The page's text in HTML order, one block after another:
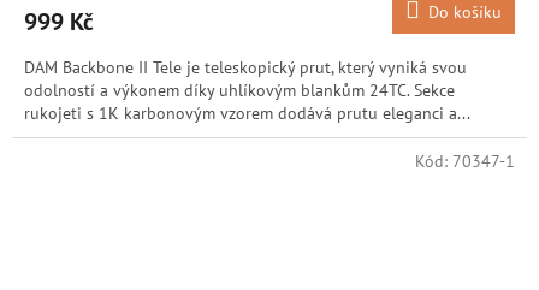
999 Kč Do košíku
DAM Backbone II Tele je teleskopický prut, který vyniká svou
odolností a výkonem díky uhlíkovým blankům 24TC. Sekce
rukojeti s 1K karbonovým vzorem dodává prutu eleganci a...
Kód: 70347-1